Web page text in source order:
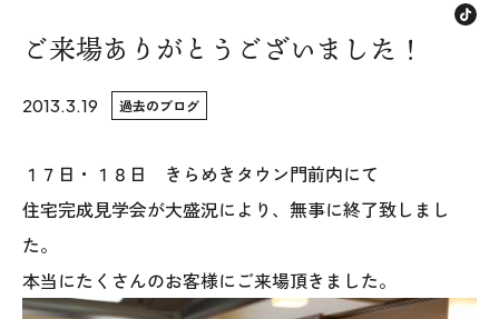
不動産情報
お知らせ
ISSH糸魚川住宅認定基準
会社案内
ご来場ありがとうございました！
2013.3.19 過去のブログ
１７日・１８日 きらめきタウン門前内にて
住宅完成見学会が大盛況により、無事に終了致しまし
た。
本当にたくさんのお客様にご来場頂きました。